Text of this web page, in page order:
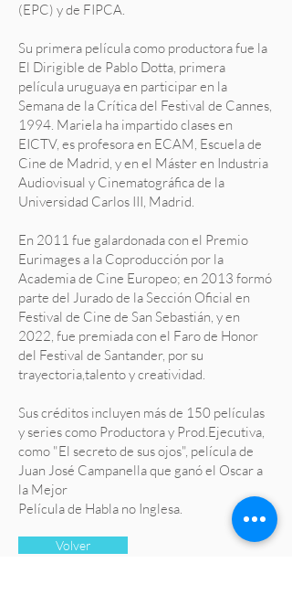
(EPC) y de FIPCA.
Su primera película como productora fue la
El Dirigible de Pablo Dotta, primera
película uruguaya en participar en la
Semana de la Crítica del Festival de Cannes,
1994. Mariela ha impartido clases en
EICTV, es profesora en ECAM, Escuela de
Cine de Madrid, y en el Máster en Industria
Audiovisual y Cinematográfica de la
Universidad Carlos III, Madrid.
En 2011 fue galardonada con el Premio
Eurimages a la Coproducción por la
Academia de Cine Europeo; en 2013 formó
parte del Jurado de la Sección Oficial en
Festival de Cine de San Sebastián, y en
2022, fue premiada con el Faro de Honor
del Festival de Santander, por su
trayectoria,talento y creatividad.
Sus créditos incluyen más de 150 películas
y series como Productora y Prod.Ejecutiva,
como "El secreto de sus ojos", película de
Juan José Campanella que ganó el Oscar a
la Mejor
Película de Habla no Inglesa.
Volver